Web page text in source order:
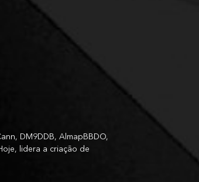
DM9DDB, AlmapBBDO,
lidera a criação de